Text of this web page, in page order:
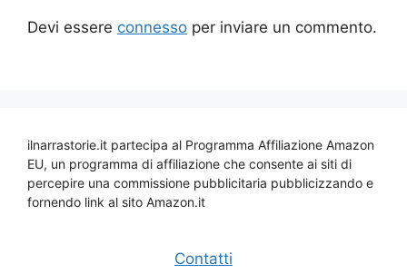
Devi essere connesso per inviare un commento.
ilnarrastorie.it partecipa al Programma Affiliazione Amazon
EU, un programma di affiliazione che consente ai siti di
percepire una commissione pubblicitaria pubblicizzando e
fornendo link al sito Amazon.it
Contatti